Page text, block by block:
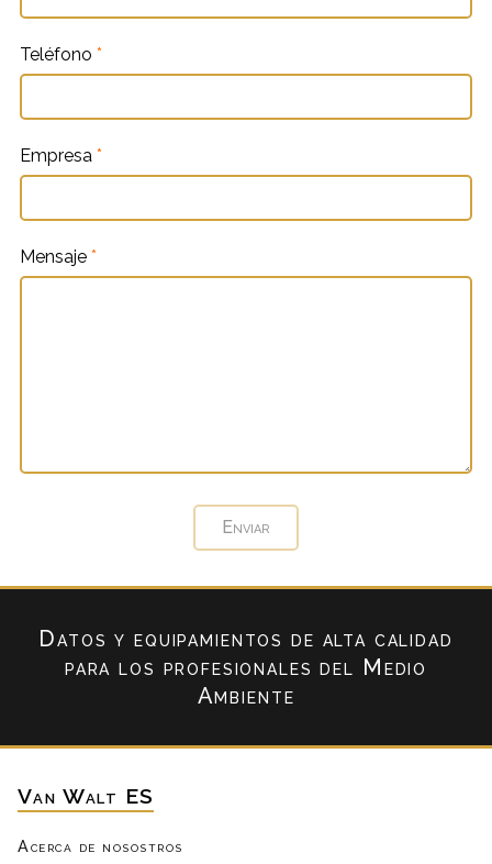
Teléfono *
Empresa *
Mensaje *
Datos y equipamientos de alta calidad
para los profesionales del Medio
Ambiente
Van Walt ES
Acerca de nosostros